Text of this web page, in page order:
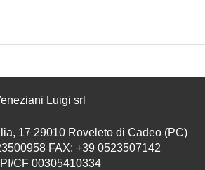
17 29010 Roveleto di Cadeo (PC)
FAX: +39 0523507142
PI/CF 00305410334
Luigi srl